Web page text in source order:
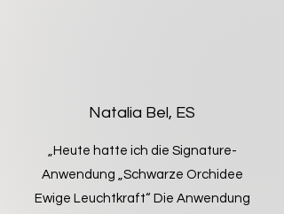
Natalia Bel, ES
„Heute hatte ich die Signature-
Anwendung „Schwarze Orchidee
Ewige Leuchtkraft“ Die Anwendung